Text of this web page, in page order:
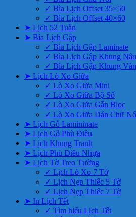
✓ Bìa Lịch Offset 35×50
✓ Bìa Lịch Offset 40×60
➤ Lịch 52 Tuần
➤ Bìa Lịch Gập
✓ Bìa Lịch Gập Laminate
✓ Bìa Lịch Gập Khung Nâu
✓ Bìa Lịch Gập Khung
➤ Lịch Lò Xo Giữa
✓ Lò Xo Giữa Mini
✓ Lò Xo Giữa Bộ Số
✓ Lò Xo Giữa Gắn Bloc
✓ Lò Xo Giữa Dán Chữ
➤ Lịch Gỗ Lamininate
➤ Lịch Gỗ Phù Điêu
➤ Lịch Khung Tranh
➤ Lịch Phù Điêu Nhựa
➤ Lịch Tờ Treo Tường
✓ Lịch Lò Xo 7 Tờ
✓ Lịch Nẹp Thiếc 5 Tờ
✓ Lịch Nẹp Thiếc 7 Tờ
➤ In Lịch Tết
✓ Tìm hiểu Lịch Tết